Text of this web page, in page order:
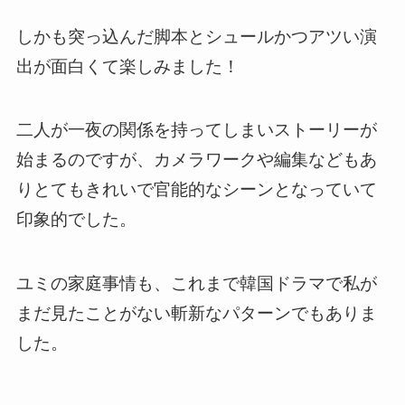
しかも突っ込んだ脚本とシュールかつアツい演
出が面白くて楽しみました！
二人が一夜の関係を持ってしまいストーリーが
始まるのですが、カメラワークや編集などもあ
りとてもきれいで官能的なシーンとなっていて
印象的でした。
ユミの家庭事情も、これまで韓国ドラマで私が
まだ見たことがない斬新なパターンでもありま
した。